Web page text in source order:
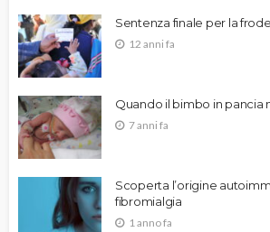
Sentenza finale per la
12 anni fa
Quando il bimbo in pancia
7 anni fa
Scoperta l’origine
fibromialgia
1 anno fa